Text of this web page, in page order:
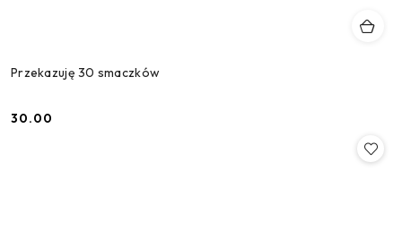
Przekazuję 30 smaczków
Cena:
30.00